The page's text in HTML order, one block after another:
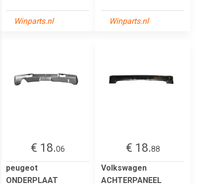
Winparts.nl Winparts.nl
€ 18.06
peugeot
ONDERPLAAT
€ 18.88
Volkswagen
ACHTERPANEEL